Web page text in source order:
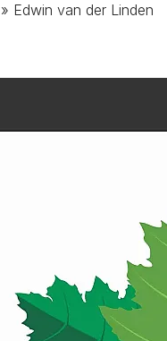
» Edwin van der Linden